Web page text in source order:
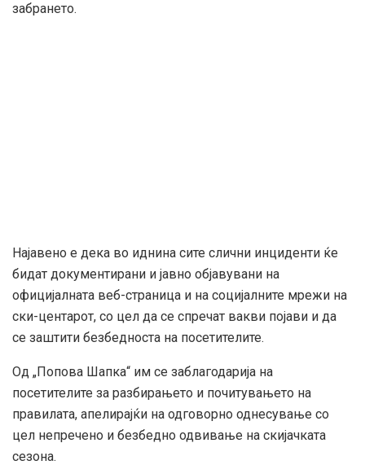
забрането.
Најавено е дека во иднина сите слични инциденти ќе
бидат документирани и јавно објавувани на
официјалната веб-страница и на социјалните мрежи на
ски-центарот, со цел да се спречат вакви појави и да
се заштити безбедноста на посетителите.
Од „Попова Шапка“ им се заблагодарија на
посетителите за разбирањето и почитувањето на
правилата, апелирајќи на одговорно однесување со
цел непречено и безбедно одвивање на скијачката
сезона.